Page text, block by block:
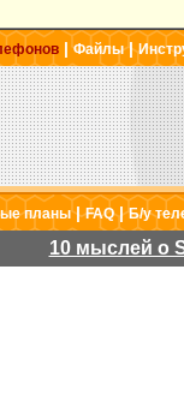
|Файлы|
планы|FAQ|Б/у
10 мыслей о